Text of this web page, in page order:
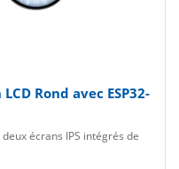
Rond avec ESP32-
écrans IPS intégrés de